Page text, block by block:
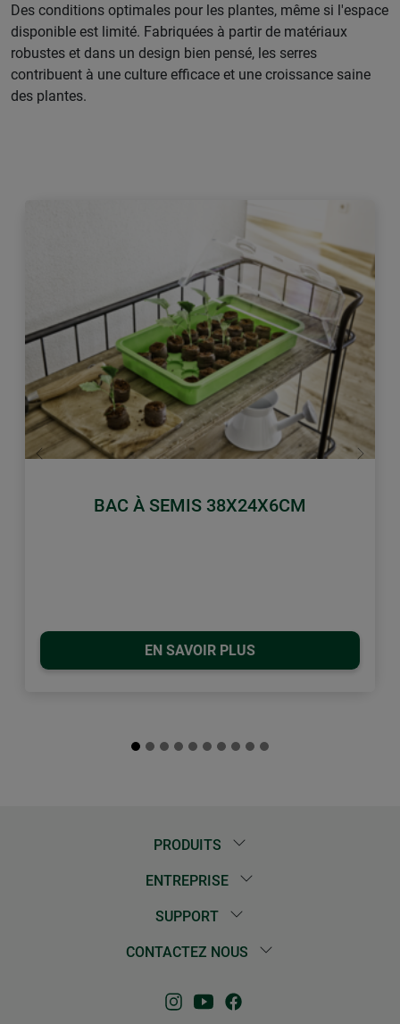
Des conditions optimales pour les plantes, même si l'espace
disponible est limité. Fabriquées à partir de matériaux
robustes et dans un design bien pensé, les serres
contribuent à une culture efficace et une croissance saine
des plantes.
BAC À SEMIS 38X24X6CM
EN SAVOIR PLUS
retour
PRODUITS
ENTREPRISE
SUPPORT
CONTACTEZ NOUS